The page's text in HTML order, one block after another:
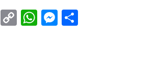
EmailCopyWhatsApp
Messenger